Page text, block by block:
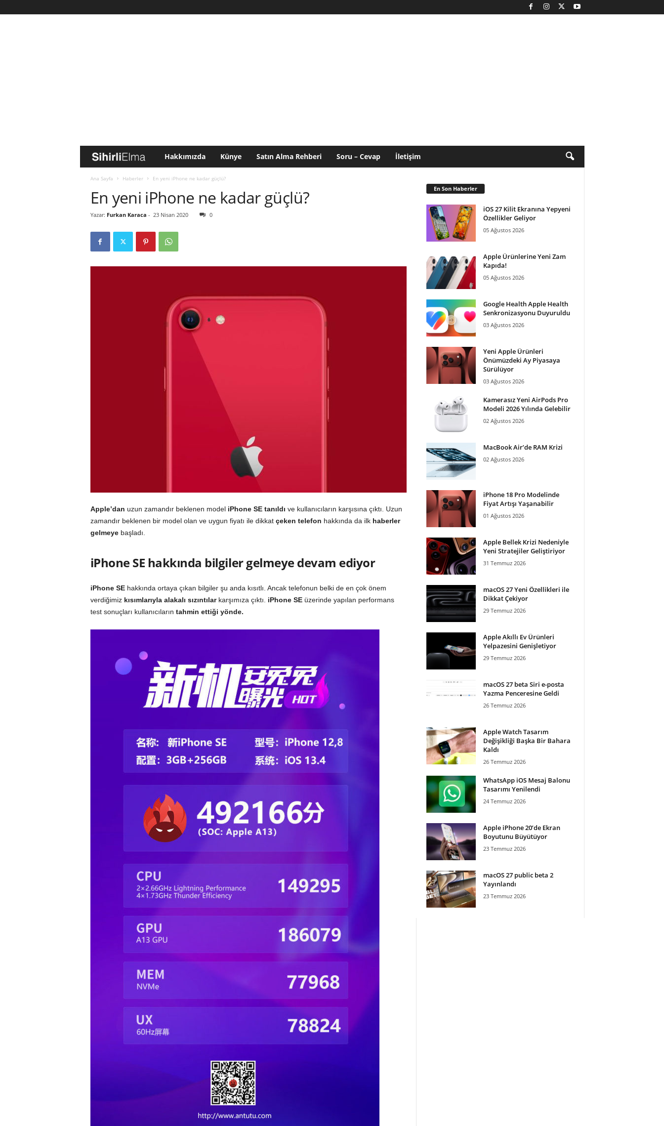
i
h
l
Hakkımızda Künye Satın Alma Rehberi Soru – Cevap İletişim
Ana Sayfa Haberler En yeni iPhone ne kadar güçlü?
En yeni iPhone ne kadar güçlü?
Yazar: Furkan Karaca - 23 Nisan 2020 0
Apple’dan uzun zamandır beklenen model iPhone SE tanıldı ve kullanıcıların karşısına çıktı. Uzun
zamandır beklenen bir model olan ve uygun fiyatı ile dikkat çeken telefon hakkında da ilk haberler
gelmeyebaşladı.
iPhone SE hakkında bilgiler gelmeye devam ediyor
iPhone SEhakkında ortaya çıkan bilgiler şu anda kısıtlı. Ancak telefonun belki de en çok önem
verdiğimiz kısımlarıyla alakalı sızıntılarkarşımıza çıktı. iPhone SEüzerinde yapılan performans
test sonuçları kullanıcıların tahmin ettiği yönde.
En Son Haberler
iOS 27 Kilit Ekranına Yepyeni
Özellikler Geliyor
05 Ağustos 2026
Apple Ürünlerine Yeni Zam
Kapıda!
05 Ağustos 2026
Google Health Apple Health
Senkronizasyonu Duyuruldu
03 Ağustos 2026
Yeni Apple Ürünleri
Önümüzdeki Ay Piyasaya
Sürülüyor
03 Ağustos 2026
Kamerasız Yeni AirPods Pro
Modeli 2026 Yılında Gelebilir
02 Ağustos 2026
MacBook Air’de RAM Krizi
02 Ağustos 2026
iPhone 18 Pro Modelinde
Fiyat Artışı Yaşanabilir
01 Ağustos 2026
Apple Bellek Krizi Nedeniyle
Yeni Stratejiler Geliştiriyor
31 Temmuz 2026
macOS 27 Yeni Özellikleri ile
Dikkat Çekiyor
29 Temmuz 2026
Apple Akıllı Ev Ürünleri
Yelpazesini Genişletiyor
29 Temmuz 2026
macOS 27 beta Siri e-posta
Yazma Penceresine Geldi
26 Temmuz 2026
Apple Watch Tasarım
Değişikliği Başka Bir Bahara
Kaldı
26 Temmuz 2026
WhatsApp iOS Mesaj Balonu
Tasarımı Yenilendi
24 Temmuz 2026
Apple iPhone 20’de Ekran
Boyutunu Büyütüyor
23 Temmuz 2026
macOS 27 public beta 2
Yayınlandı
23 Temmuz 2026